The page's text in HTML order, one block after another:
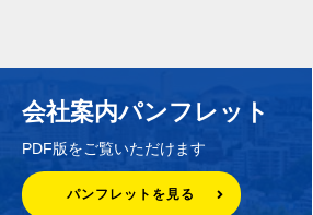
会社案内パンフレット
PDF版をご覧いただけます
パンフレットを見る